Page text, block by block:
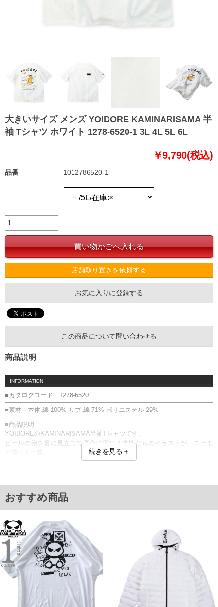
大きいサイズ メンズ YOIDORE KAMINARISAMA 半
袖 Tシャツ ホワイト 1278-6520-1 3L 4L 5L 6L
￥9,790(税込)
品番 1012786520-1
店舗取り置きを依頼する
お気に入りに登録する
この商品について問い合わせる
商品説明
INFORMATION
■カタログコード 1278-6520
■素材 本体:綿 100% リブ:綿 71% ポリエステル 29%
■商品説明
YOIDOREのKAMINARISAMA半袖Tシャツです。
ビールの泡を雲に見立てて宴会に興じる雷様たちのイラストが、ユーモ
胸元には立体感のあるブラシ刺繍で「SAKE」の文字をあしらい、さりげ
■サイズ表
サイズ/バスト/総丈/裾周り/肩幅/袖丈
4L/140/80/140/60/25
5L/150/82/150/62/26
6L/160/84/160/64/27
単位はcm
※【返品交換について】
返品交換希望の方は、商品到着後1週間以内にご連絡ください。
下着(肌着)やワイシャツは商品の性質上、返品交換不可とさせて頂いております。予め
ご了承くださいませ。
※【ボトムの裾上げをご希望の場合】
続きを見る＋
おすすめ商品